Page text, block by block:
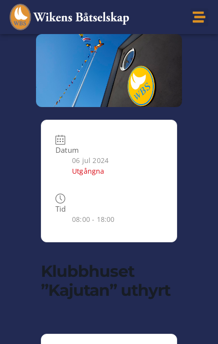
Datum
06 jul 2024
Utgångna
Tid
08:00 - 18:00
Klubbhuset
”Kajutan” uthyrt